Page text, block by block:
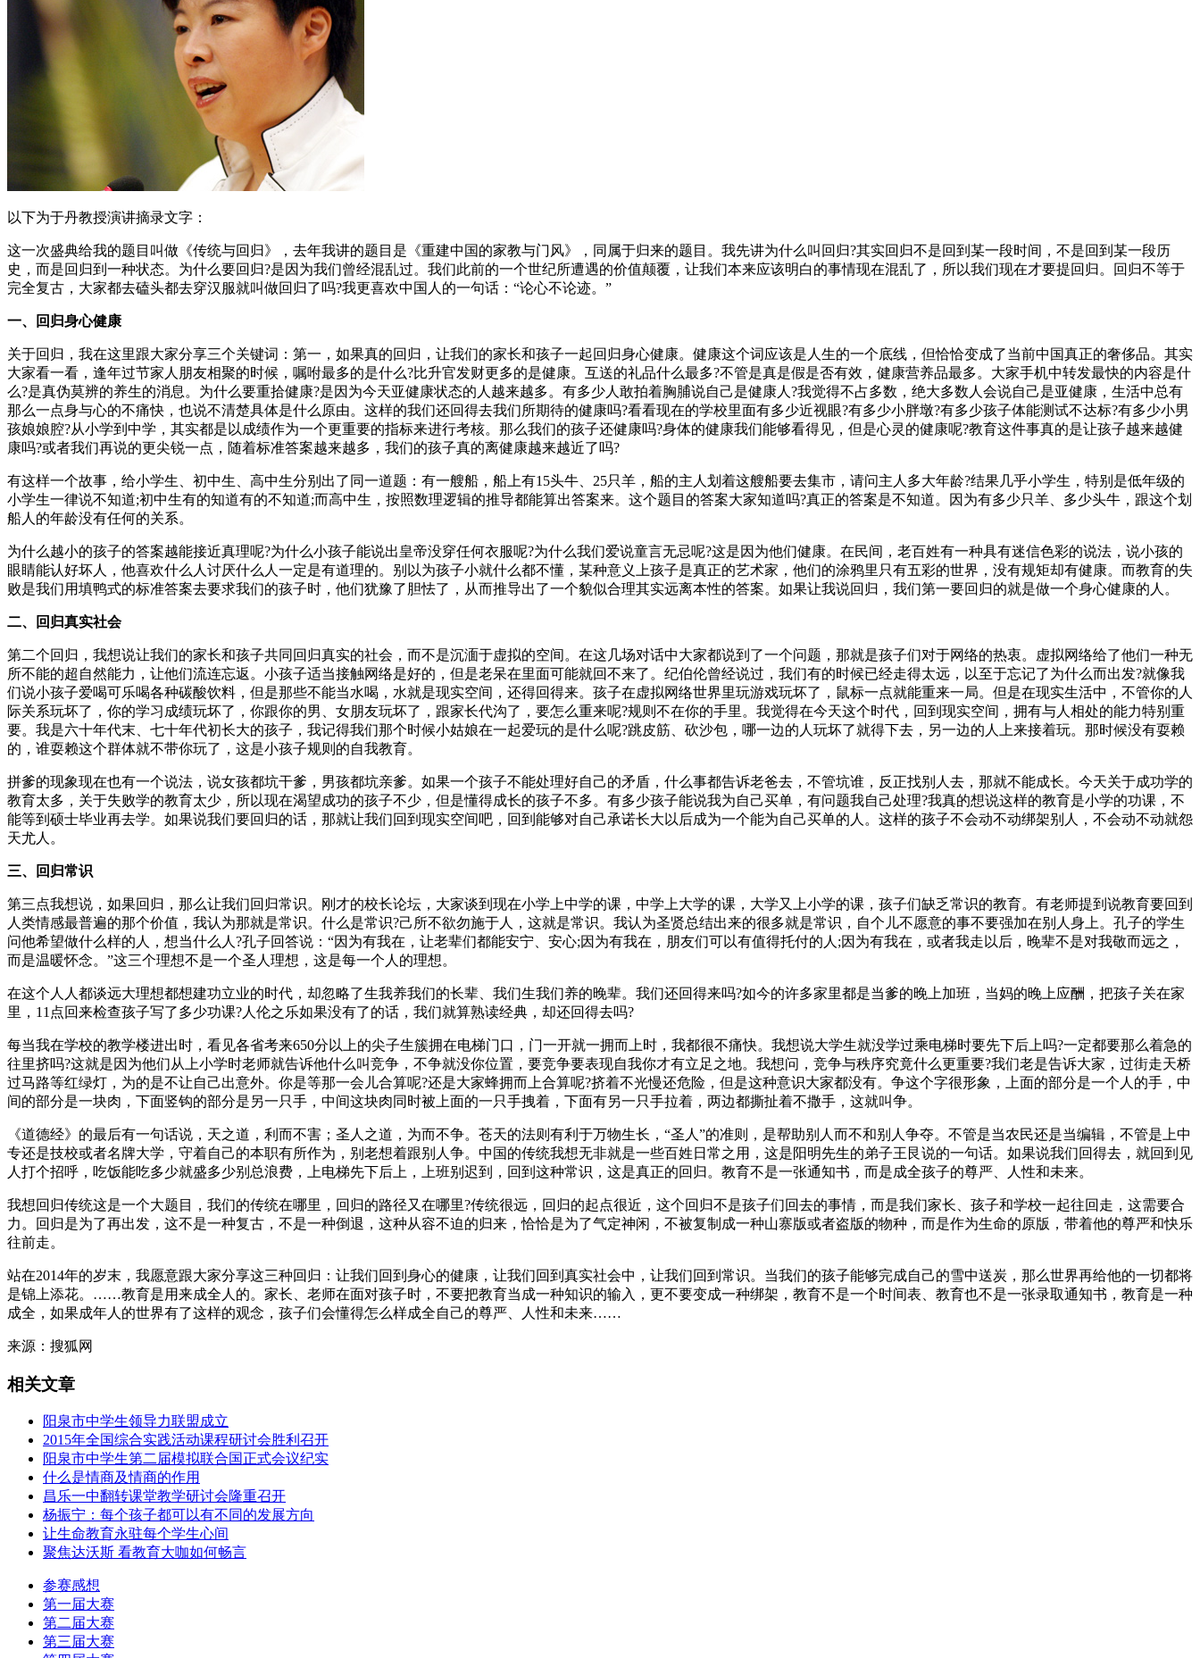
以下为于丹教授演讲摘录文字：
这一次盛典给我的题目叫做《传统与回归》，去年我讲的题目是《重建中国的家教与门风》，同属于归来的题目。我先讲为什么叫回归?其实回归不是回到某一段时间，不是回到某一段历
史，而是回归到一种状态。为什么要回归?是因为我们曾经混乱过。我们此前的一个世纪所遭遇的价值颠覆，让我们本来应该明白的事情现在混乱了，所以我们现在才要提回归。回归不等于
完全复古，大家都去磕头都去穿汉服就叫做回归了吗?我更喜欢中国人的一句话：“论心不论迹。”
一、回归身心健康
关于回归，我在这里跟大家分享三个关键词：第一，如果真的回归，让我们的家长和孩子一起回归身心健康。健康这个词应该是人生的一个底线，但恰恰变成了当前中国真正的奢侈品。其实
大家看一看，逢年过节家人朋友相聚的时候，嘱咐最多的是什么?比升官发财更多的是健康。互送的礼品什么最多?不管是真是假是否有效，健康营养品最多。大家手机中转发最快的内容是什
么?是真伪莫辨的养生的消息。为什么要重拾健康?是因为今天亚健康状态的人越来越多。有多少人敢拍着胸脯说自己是健康人?我觉得不占多数，绝大多数人会说自己是亚健康，生活中总有
那么一点身与心的不痛快，也说不清楚具体是什么原由。这样的我们还回得去我们所期待的健康吗?看看现在的学校里面有多少近视眼?有多少小胖墩?有多少孩子体能测试不达标?有多少小男
孩娘娘腔?从小学到中学，其实都是以成绩作为一个更重要的指标来进行考核。那么我们的孩子还健康吗?身体的健康我们能够看得见，但是心灵的健康呢?教育这件事真的是让孩子越来越健
康吗?或者我们再说的更尖锐一点，随着标准答案越来越多，我们的孩子真的离健康越来越近了吗?
有这样一个故事，给小学生、初中生、高中生分别出了同一道题：有一艘船，船上有15头牛、25只羊，船的主人划着这艘船要去集市，请问主人多大年龄?结果几乎小学生，特别是低年级的
小学生一律说不知道;初中生有的知道有的不知道;而高中生，按照数理逻辑的推导都能算出答案来。这个题目的答案大家知道吗?真正的答案是不知道。因为有多少只羊、多少头牛，跟这个划
船人的年龄没有任何的关系。
为什么越小的孩子的答案越能接近真理呢?为什么小孩子能说出皇帝没穿任何衣服呢?为什么我们爱说童言无忌呢?这是因为他们健康。在民间，老百姓有一种具有迷信色彩的说法，说小孩的
眼睛能认好坏人，他喜欢什么人讨厌什么人一定是有道理的。别以为孩子小就什么都不懂，某种意义上孩子是真正的艺术家，他们的涂鸦里只有五彩的世界，没有规矩却有健康。而教育的失
败是我们用填鸭式的标准答案去要求我们的孩子时，他们犹豫了胆怯了，从而推导出了一个貌似合理其实远离本性的答案。如果让我说回归，我们第一要回归的就是做一个身心健康的人。
二、回归真实社会
第二个回归，我想说让我们的家长和孩子共同回归真实的社会，而不是沉湎于虚拟的空间。在这几场对话中大家都说到了一个问题，那就是孩子们对于网络的热衷。虚拟网络给了他们一种无
所不能的超自然能力，让他们流连忘返。小孩子适当接触网络是好的，但是老呆在里面可能就回不来了。纪伯伦曾经说过，我们有的时候已经走得太远，以至于忘记了为什么而出发?就像我
们说小孩子爱喝可乐喝各种碳酸饮料，但是那些不能当水喝，水就是现实空间，还得回得来。孩子在虚拟网络世界里玩游戏玩坏了，鼠标一点就能重来一局。但是在现实生活中，不管你的人
际关系玩坏了，你的学习成绩玩坏了，你跟你的男、女朋友玩坏了，跟家长代沟了，要怎么重来呢?规则不在你的手里。我觉得在今天这个时代，回到现实空间，拥有与人相处的能力特别重
要。我是六十年代末、七十年代初长大的孩子，我记得我们那个时候小姑娘在一起爱玩的是什么呢?跳皮筋、砍沙包，哪一边的人玩坏了就得下去，另一边的人上来接着玩。那时候没有耍赖
的，谁耍赖这个群体就不带你玩了，这是小孩子规则的自我教育。
拼爹的现象现在也有一个说法，说女孩都坑干爹，男孩都坑亲爹。如果一个孩子不能处理好自己的矛盾，什么事都告诉老爸去，不管坑谁，反正找别人去，那就不能成长。今天关于成功学的
教育太多，关于失败学的教育太少，所以现在渴望成功的孩子不少，但是懂得成长的孩子不多。有多少孩子能说我为自己买单，有问题我自己处理?我真的想说这样的教育是小学的功课，不
能等到硕士毕业再去学。如果说我们要回归的话，那就让我们回到现实空间吧，回到能够对自己承诺长大以后成为一个能为自己买单的人。这样的孩子不会动不动绑架别人，不会动不动就怨
天尤人。
三、回归常识
第三点我想说，如果回归，那么让我们回归常识。刚才的校长论坛，大家谈到现在小学上中学的课，中学上大学的课，大学又上小学的课，孩子们缺乏常识的教育。有老师提到说教育要回到
人类情感最普遍的那个价值，我认为那就是常识。什么是常识?己所不欲勿施于人，这就是常识。我认为圣贤总结出来的很多就是常识，自个儿不愿意的事不要强加在别人身上。孔子的学生
问他希望做什么样的人，想当什么人?孔子回答说：“因为有我在，让老辈们都能安宁、安心;因为有我在，朋友们可以有值得托付的人;因为有我在，或者我走以后，晚辈不是对我敬而远之，
而是温暖怀念。”这三个理想不是一个圣人理想，这是每一个人的理想。
在这个人人都谈远大理想都想建功立业的时代，却忽略了生我养我们的长辈、我们生我们养的晚辈。我们还回得来吗?如今的许多家里都是当爹的晚上加班，当妈的晚上应酬，把孩子关在家
里，11点回来检查孩子写了多少功课?人伦之乐如果没有了的话，我们就算熟读经典，却还回得去吗?
每当我在学校的教学楼进出时，看见各省考来650分以上的尖子生簇拥在电梯门口，门一开就一拥而上时，我都很不痛快。我想说大学生就没学过乘电梯时要先下后上吗?一定都要那么着急的
往里挤吗?这就是因为他们从上小学时老师就告诉他什么叫竞争，不争就没你位置，要竞争要表现自我你才有立足之地。我想问，竞争与秩序究竟什么更重要?我们老是告诉大家，过街走天桥
过马路等红绿灯，为的是不让自己出意外。你是等那一会儿合算呢?还是大家蜂拥而上合算呢?挤着不光慢还危险，但是这种意识大家都没有。争这个字很形象，上面的部分是一个人的手，中
间的部分是一块肉，下面竖钩的部分是另一只手，中间这块肉同时被上面的一只手拽着，下面有另一只手拉着，两边都撕扯着不撒手，这就叫争。
《道德经》的最后有一句话说，天之道，利而不害；圣人之道，为而不争。苍天的法则有利于万物生长，“圣人”的准则，是帮助别人而不和别人争夺。不管是当农民还是当编辑，不管是上中
专还是技校或者名牌大学，守着自己的本职有所作为，别老想着跟别人争。中国的传统我想无非就是一些百姓日常之用，这是阳明先生的弟子王艮说的一句话。如果说我们回得去，就回到见
人打个招呼，吃饭能吃多少就盛多少别总浪费，上电梯先下后上，上班别迟到，回到这种常识，这是真正的回归。教育不是一张通知书，而是成全孩子的尊严、人性和未来。
我想回归传统这是一个大题目，我们的传统在哪里，回归的路径又在哪里?传统很远，回归的起点很近，这个回归不是孩子们回去的事情，而是我们家长、孩子和学校一起往回走，这需要合
力。回归是为了再出发，这不是一种复古，不是一种倒退，这种从容不迫的归来，恰恰是为了气定神闲，不被复制成一种山寨版或者盗版的物种，而是作为生命的原版，带着他的尊严和快乐
往前走。
站在2014年的岁末，我愿意跟大家分享这三种回归：让我们回到身心的健康，让我们回到真实社会中，让我们回到常识。当我们的孩子能够完成自己的雪中送炭，那么世界再给他的一切都将
是锦上添花。……教育是用来成全人的。家长、老师在面对孩子时，不要把教育当成一种知识的输入，更不要变成一种绑架，教育不是一个时间表、教育也不是一张录取通知书，教育是一种
成全，如果成年人的世界有了这样的观念，孩子们会懂得怎么样成全自己的尊严、人性和未来……
来源：搜狐网
相关文章
阳泉市中学生领导力联盟成立
2015年全国综合实践活动课程研讨会胜利召开
阳泉市中学生第二届模拟联合国正式会议纪实
什么是情商及情商的作用
昌乐一中翻转课堂教学研讨会隆重召开
杨振宁：每个孩子都可以有不同的发展方向
让生命教育永驻每个学生心间
聚焦达沃斯 看教育大咖如何畅言
参赛感想
第一届大赛
第二届大赛
第三届大赛